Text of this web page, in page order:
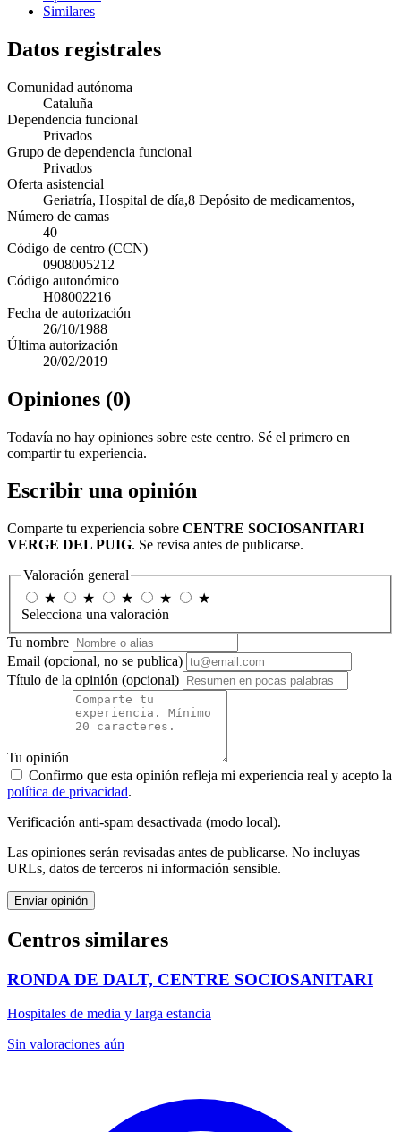
Similares
Datos registrales
Comunidad autónoma
Cataluña
Dependencia funcional
Privados
Grupo de dependencia funcional
Privados
Oferta asistencial
Geriatría, Hospital de día,8 Depósito de medicamentos,
Número de camas
40
Código de centro (CCN)
0908005212
Código autonómico
H08002216
Fecha de autorización
26/10/1988
Última autorización
20/02/2019
Opiniones (0)
Todavía no hay opiniones sobre este centro. Sé el primero en
compartir tu experiencia.
Escribir una opinión
Comparte tu experiencia sobre CENTRE SOCIOSANITARI
VERGE DEL PUIG. Se revisa antes de publicarse.
Valoración general
★
★ ★ ★
★
Selecciona una valoración
Tu nombre
Email (opcional, no se publica)
Título de la opinión (opcional)
Tu opinión
Confirmo que esta opinión refleja mi experiencia real y acepto la
política de privacidad.
Verificación anti-spam desactivada (modo local).
Las opiniones serán revisadas antes de publicarse. No incluyas
URLs, datos de terceros ni información sensible.
Enviar opinión
Centros similares
RONDA DE DALT, CENTRE SOCIOSANITARI
Hospitales de media y larga estancia
Sin valoraciones aún